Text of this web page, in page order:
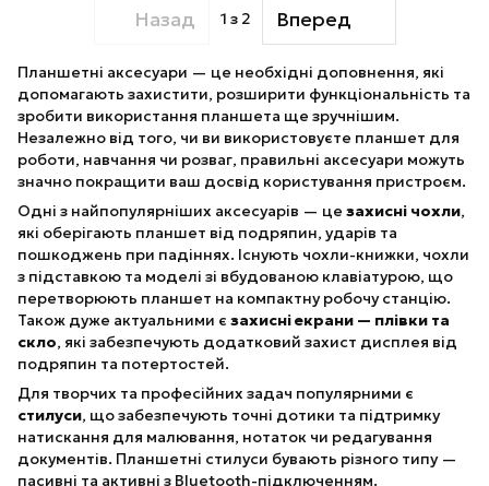
Назад 1 з 2 Вперед
Планшетні аксесуари — це необхідні доповнення, які
допомагають захистити, розширити функціональність та
зробити використання планшета ще зручнішим.
Незалежно від того, чи ви використовуєте планшет для
роботи, навчання чи розваг, правильні аксесуари можуть
значно покращити ваш досвід користування пристроєм.
Одні з найпопулярніших аксесуарів — це захисні чохли,
які оберігають планшет від подряпин, ударів та
пошкоджень при падіннях. Існують чохли-книжки, чохли
з підставкою та моделі зі вбудованою клавіатурою, що
перетворюють планшет на компактну робочу станцію.
Також дуже актуальними є захисні екрани — плівки та
скло, які забезпечують додатковий захист дисплея від
подряпин та потертостей.
Для творчих та професійних задач популярними є
стилуси, що забезпечують точні дотики та підтримку
натискання для малювання, нотаток чи редагування
документів. Планшетні стилуси бувають різного типу —
пасивні та активні з Bluetooth-підключенням.